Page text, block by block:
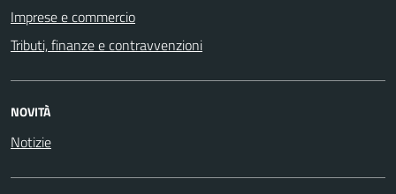
Imprese e commercio
Tributi, finanze e contravvenzioni
NOVITÀ
Notizie